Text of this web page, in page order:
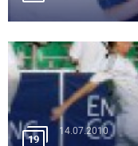
19
14.07.2010